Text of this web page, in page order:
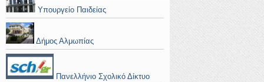
Υπουργείο Παιδείας
Δήμος Αλμωπίας
Πανελλήνιο Σχολικό Δίκτυο